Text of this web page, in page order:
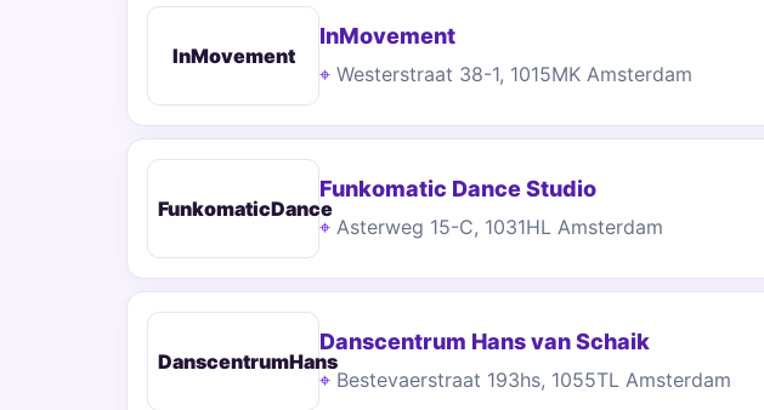
InMovement
InMovement
Westerstraat 38-1, 1015MK Amsterdam
FunkomaticDance
Funkomatic Dance Studio
Asterweg 15-C, 1031HL Amsterdam
DanscentrumHans
Danscentrum Hans van Schaik
Bestevaerstraat 193hs, 1055TL Amsterdam